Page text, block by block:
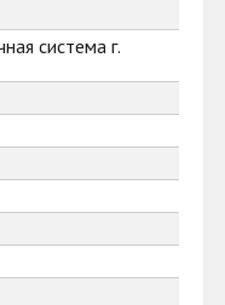
система г.